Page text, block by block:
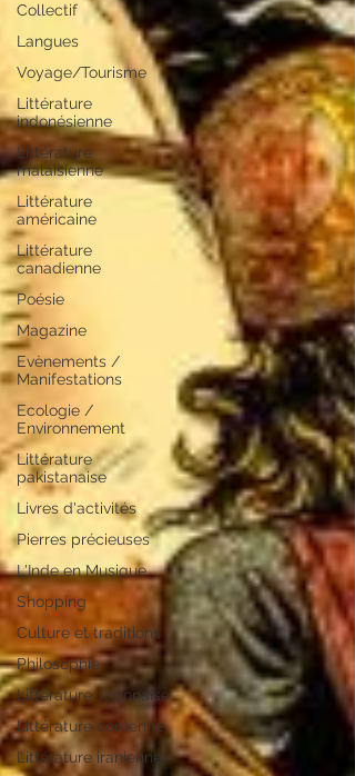
Collectif
Langues
Voyage/Tourisme
Littérature
indonésienne
Littérature
malaisienne
Littérature
américaine
Littérature
canadienne
Poésie
Magazine
Evènements /
Manifestations
Ecologie /
Environnement
Littérature
pakistanaise
Livres d'activités
Pierres précieuses
L'Inde en Musique
Shopping
Culture et traditions
Philosophie
Littérature Japonaise
Littérature coréenne
Littérature iranienne